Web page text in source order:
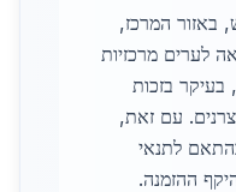
באזור המרכז,
לערים מרכזיות
בזכות
עם זאת,
לתנאי
ההזמנה.